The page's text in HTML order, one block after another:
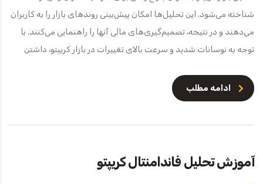
شناخته می‌شود. این تحلیل‌ها امکان پیش‌بینی روندهای بازار را به کاربران
می‌دهند و در نتیجه، تصمیم‌گیری‌های مالی آنها را راهنمایی می‌کنند. با
توجه به نوسانات شدید و سرعت بالای تغییرات در بازار کریپتو، داشتن
ادامه مطلب
آموزش تحلیل فاندامنتال کریپتو